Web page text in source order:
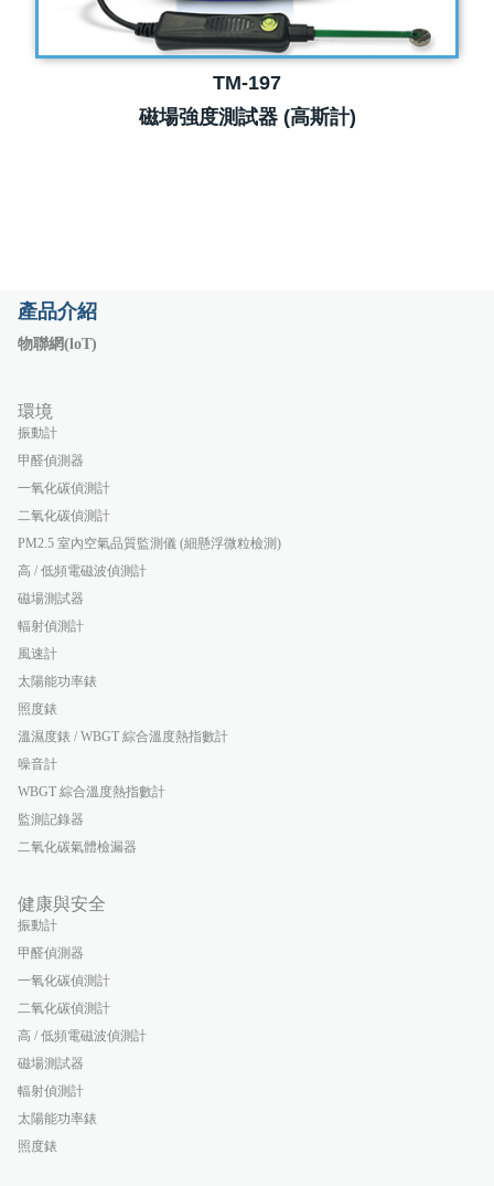
TM-197
磁場強度測試器 (高斯計)
產品介紹
物聯網(loT)
環境
振動計
甲醛偵測器
一氧化碳偵測計
二氧化碳偵測計
PM2.5 室內空氣品質監測儀 (細懸浮微粒檢測)
高 / 低頻電磁波偵測計
磁場測試器
輻射偵測計
風速計
太陽能功率錶
照度錶
溫濕度錶 / WBGT 綜合溫度熱指數計
噪音計
WBGT 綜合溫度熱指數計
監測記錄器
二氧化碳氣體檢漏器
健康與安全
振動計
甲醛偵測器
一氧化碳偵測計
二氧化碳偵測計
高 / 低頻電磁波偵測計
磁場測試器
輻射偵測計
太陽能功率錶
照度錶